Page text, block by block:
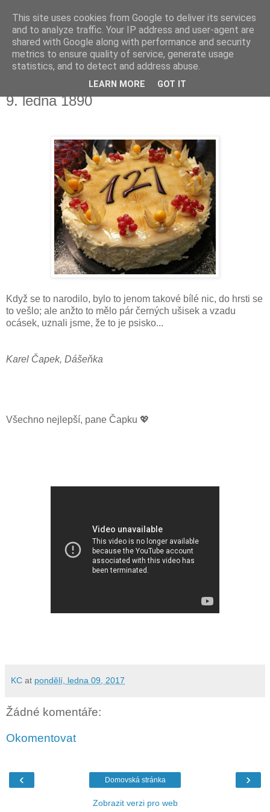
Kapka Karla Čapka
"Věřím v humanitu, v demokracii a v člověka."
pondělí 9. ledna 2017
9. ledna 1890
Když se to narodilo, bylo to jenom takové bílé nic, do hrsti se
to vešlo; ale anžto to mělo pár černých ušisek a vzadu
ocásek, uznali jsme, že to je psisko...
Karel Čapek, Dášeňka
Všechno nejlepší, pane Čapku 💖
KC at pondělí, ledna 09, 2017
Žádné komentáře:
Okomentovat
‹ ›
Domovská stránka
Zobrazit verzi pro web
This site uses cookies from Google to deliver its services
and to analyze traffic. Your IP address and user-agent are
shared with Google along with performance and security
metrics to ensure quality of service, generate usage
statistics, and to detect and address abuse.
LEARN MORE GOT IT